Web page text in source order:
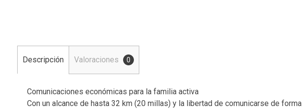
Descripción Valoraciones 0
Comunicaciones económicas para la familia activa
Con un alcance de hasta 32 km (20 millas) y la libertad de comunicarse de forma